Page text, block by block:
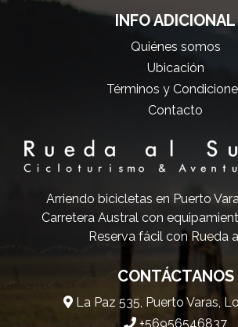
INFO ADICIONAL
Quiénes somos
Ubicación
Términos y
Contacto
Arriendo bicicletas en Puerto
Carretera Austral con
Reserva fácil con Rueda
CONTÁCTANOS
La Paz 535, Puerto Varas,
+56956546837